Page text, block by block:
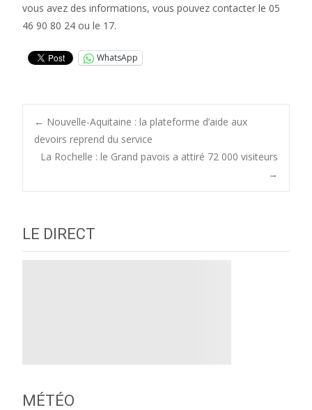
vous avez des informations, vous pouvez contacter le 05
46 90 80 24 ou le 17.
WhatsApp
Post
navigation
← Nouvelle-Aquitaine : la plateforme d’aide aux
devoirs reprend du service
La Rochelle : le Grand pavois a attiré 72 000 visiteurs
→
LE DIRECT
MÉTÉO